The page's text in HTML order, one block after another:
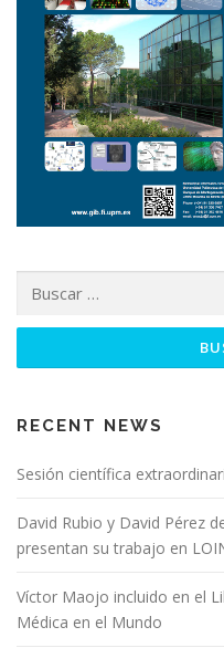
RECENT NEWS
Sesión científica
David Rubio y David Pérez
presentan su trabajo en
Víctor Maojo incluido en el
Médica en el Mundo